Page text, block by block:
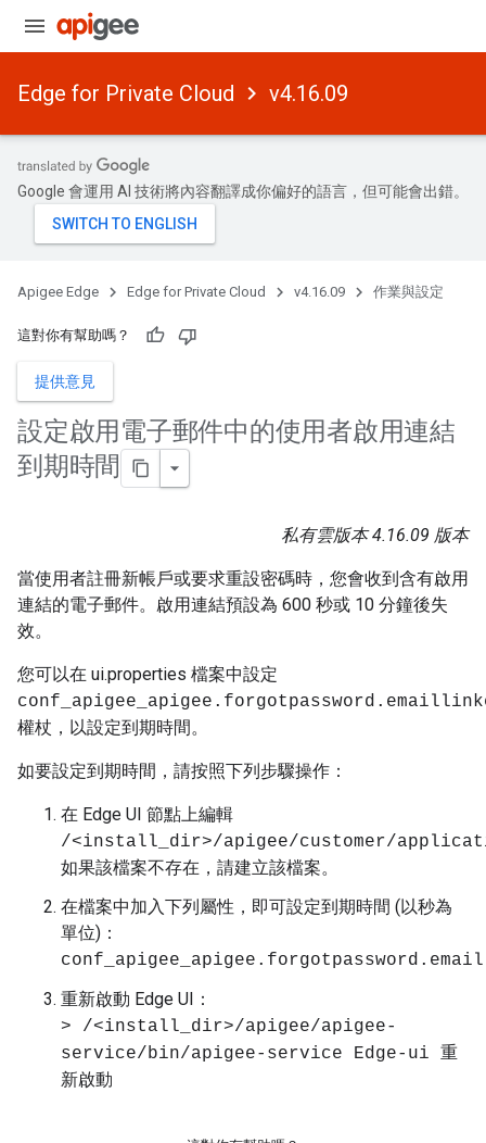
Edge for Private Cloud v4.16.09
Google 會運用 AI 技術將內容翻譯成你偏好的語言，但可能會出錯。
Apigee Edge Edge for Private Cloud v4.16.09 作業與設定
這對你有幫助嗎？
提供意見
設定啟用電子郵件中的使用者啟用連結
到期時間
私有雲版本 4.16.09 版本
當使用者註冊新帳戶或要求重設密碼時，您會收到含有啟用
連結的電子郵件。啟用連結預設為 600 秒或 10 分鐘後失
效。
您可以在 ui.properties 檔案中設定
權杖，以設定到期時間。
如要設定到期時間，請按照下列步驟操作：
在 Edge UI 節點上編輯
/<install_dir>/apigee/customer/
如果該檔案不存在，請建立該檔案。
在檔案中加入下列屬性，即可設定到期時間 (以秒為
單位)：
重新啟動 Edge UI：
> /<install_dir>/apigee/apigee-
service/bin/apigee-service Edge-ui 重
新啟動